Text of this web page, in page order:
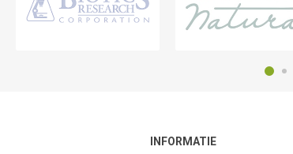
INFORMATIE